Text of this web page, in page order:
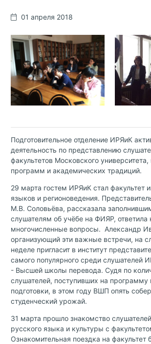
01 апреля 2018
Подготовительное отделение ИРЯиК
деятельность по представлению
факультетов Московского
программ и академических традиций.
29 марта гостем ИРЯиК стал факультет
языков и регионоведения.
М.В. Соловьёва, рассказала
слушателям об учёбе на ФИЯР, ответила
многочисленные вопросы. Александр
организующий эти важные встречи, на
неделе пригласит в институт
самого популярного среди слушателей
- Высшей школы перевода. Судя по
слушателей, поступивших на программу
подготовки, в этом году ВШП опять
студенческий урожай.
31 марта прошло знакомство
русского языка и культуры с
Ознакомительная поездка на факультет